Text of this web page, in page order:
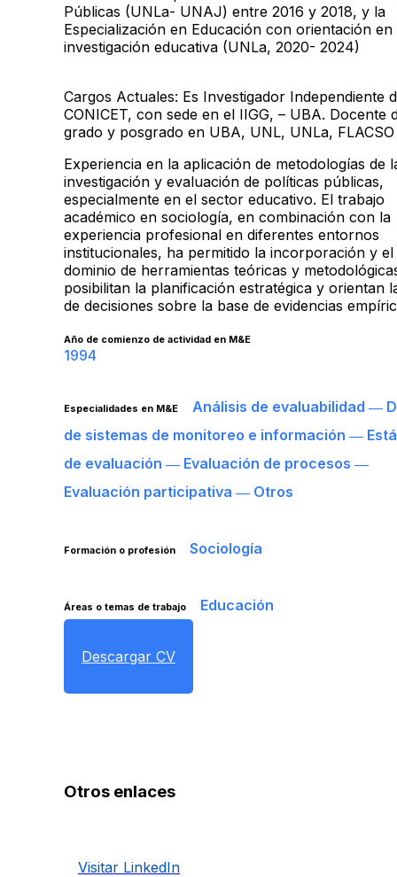
Públicas (UNLa- UNAJ) entre 2016 y 2018, y la
Especialización en Educación con orientación en
investigación educativa (UNLa, 2020- 2024)
Cargos Actuales: Es Investigador Independiente
CONICET, con sede en el IIGG, – UBA. Docente
grado y posgrado en UBA, UNL, UNLa,
Experiencia en la aplicación de metodologías de
investigación y evaluación de políticas públicas,
especialmente en el sector educativo. El trabajo
académico en sociología, en combinación con la
experiencia profesional en diferentes entornos
institucionales, ha permitido la incorporación y el
dominio de herramientas teóricas y
posibilitan la planificación estratégica y orientan
de decisiones sobre la base de evidencias
Año de comienzo de actividad en M&E
1994
Especialidades en M&E
Análisis de evaluabilidad ―
de sistemas de monitoreo e información ―
de evaluación ― Evaluación de procesos ―
Evaluación participativa ― Otros
Formación o profesión Sociología
Áreas o temas de trabajo Educación
Descargar CV
Otros enlaces
Visitar LinkedIn